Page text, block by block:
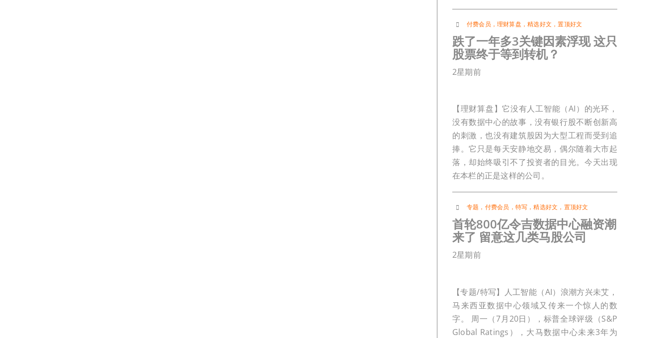
付费会员 ，理财算盘 ，精选好文 ，置顶好文
跌了一年多3关键因素浮现 这只
股票终于等到转机？
2星期前
【理财算盘】它没有人工智能（AI）的光环，
没有数据中心的故事，没有银行股不断创新高
的刺激，也没有建筑股因为大型工程而受到追
捧。它只是每天安静地交易，偶尔随着大市起
落，却始终吸引不了投资者的目光。今天出现
在本栏的正是这样的公司。
专题 ， 付费会员 ， 特写 ，精选好文 ， 置顶好文
首轮800亿令吉数据中心融资潮
来了 留意这几类马股公司
2星期前
【专题/特写】人工智能（AI）浪潮方兴未艾，
马来西亚数据中心领域又传来一个惊人的数
字。 周一（7月20日），标普全球评级（S&P
Global Ratings），大马数据中心未来3年为